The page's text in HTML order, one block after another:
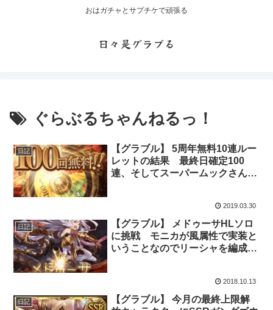
おはガチャとサプチケで頑張る
日々是グラブる
ぐらぶるちゃんねるっ！
日記
【グラブル】 5周年無料10連ルー
レットの結果 最終日確定100
連、そしてスーパームックさん降
2019.03.30
日記
【グラブル】 メドゥーサHLソロ
に挑戦 モニカが風属性で実装と
いうことなのでリーシャを編成し
2018.10.13
日記
【グラブル】 今月の最終上限解